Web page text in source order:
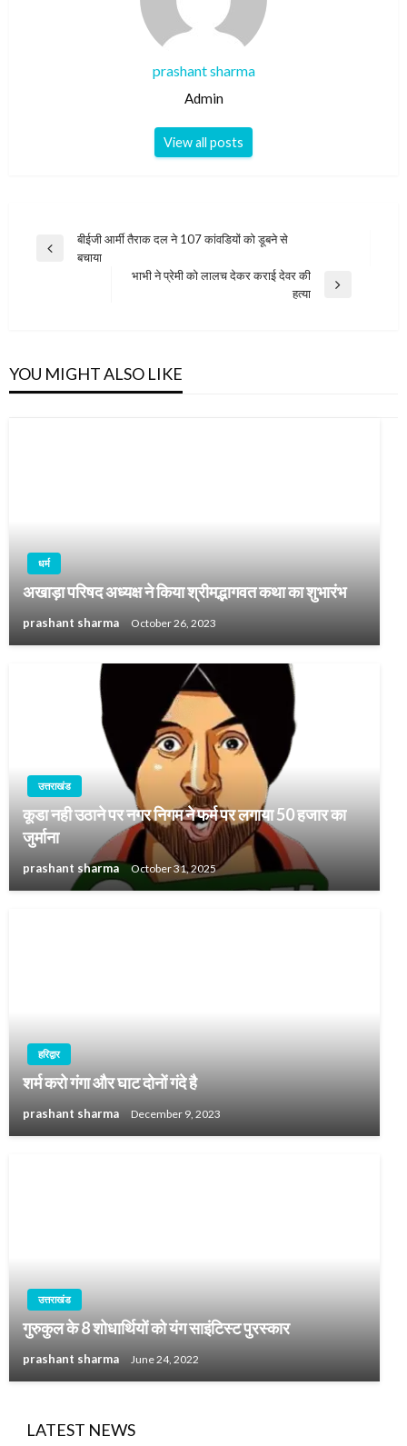
prashant sharma
Admin
View all posts
Post
navigation
Previous
बीईजी आर्मी तैराक दल ने 107 कांवडियों को डूबने से
बचाया
भाभी ने प्रेमी को लालच देकर कराई देवर की
हत्या
YOU MIGHT ALSO LIKE
धर्म
अखाड़ा परिषद अध्यक्ष ने किया श्रीमद्भागवत कथा का शुभारंभ
prashant sharma October 26, 2023
उत्तराखंड
कूडा नही उठाने पर नगर निगम ने फर्म पर लगाया 50 हजार का
जुर्माना
prashant sharma October 31, 2025
हरिद्वार
शर्म करो गंगा और घाट दोनों गंदे है
prashant sharma December 9, 2023
उत्तराखंड
गुरुकुल के 8 शोधार्थियों को यंग साइंटिस्ट पुरस्कार
prashant sharma June 24, 2022
LATEST NEWS